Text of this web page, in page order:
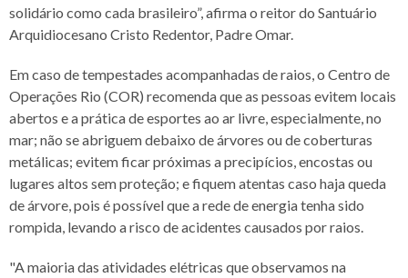
solidário como cada brasileiro”, afirma o reitor do Santuário
Arquidiocesano Cristo Redentor, Padre Omar.
Em caso de tempestades acompanhadas de raios, o Centro de
Operações Rio (COR) recomenda que as pessoas evitem locais
abertos e a prática de esportes ao ar livre, especialmente, no
mar; não se abriguem debaixo de árvores ou de coberturas
metálicas; evitem ficar próximas a precipícios, encostas ou
lugares altos sem proteção; e fiquem atentas caso haja queda
de árvore, pois é possível que a rede de energia tenha sido
rompida, levando a risco de acidentes causados por raios.
"A maioria das atividades elétricas que observamos na